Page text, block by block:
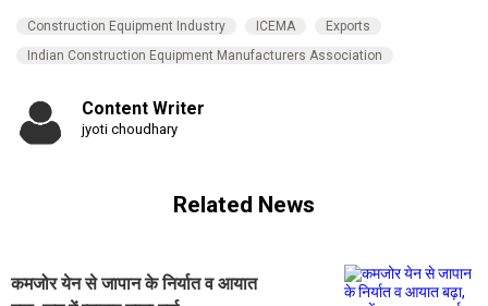
Construction Equipment Industry ICEMA
Exports
Indian Construction Equipment Manufacturers Association
Content Writer
jyoti choudhary
Related News
कमजोर येन से जापान के निर्यात व आयात